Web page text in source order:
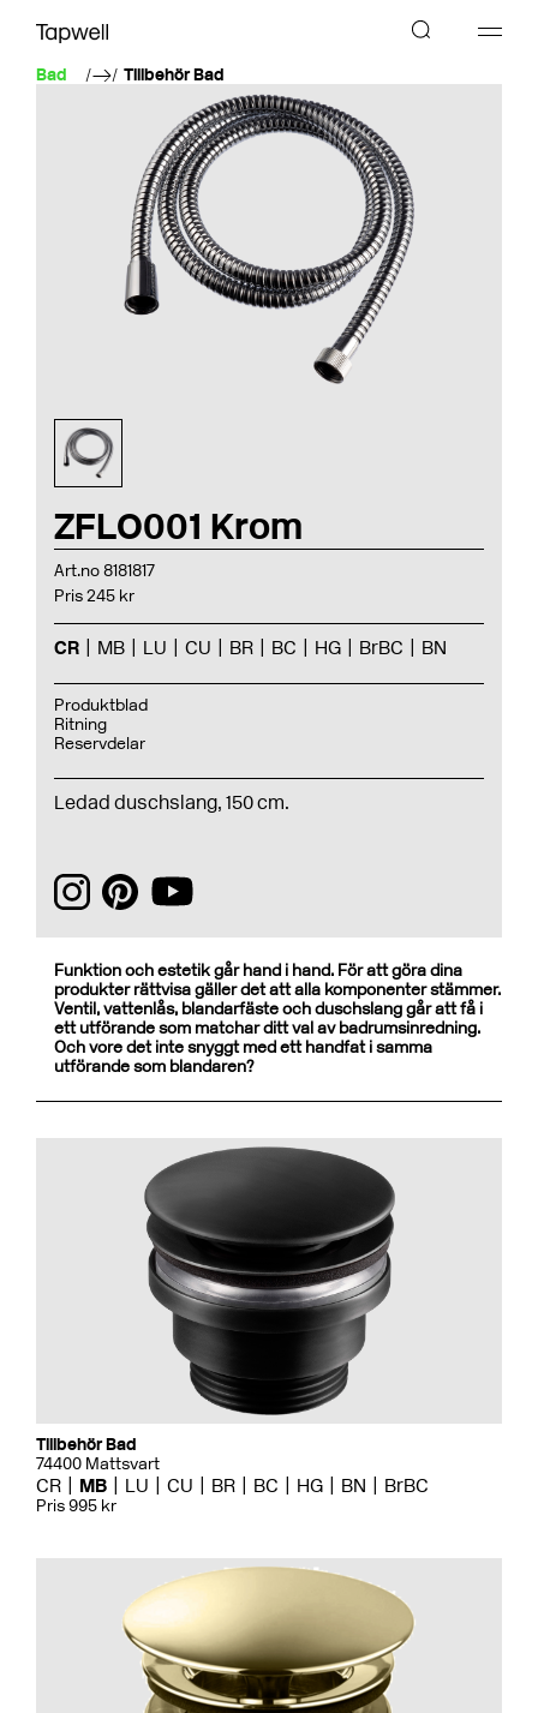
Bad Tillbehör Bad
ZFLO001 Krom
Art.no 8181817
Pris 245 kr
CR MB LU CU BR BC HG BrBC BN
Produktblad
Ritning
Reservdelar
Ledad duschslang, 150 cm.
Funktion och estetik går hand i hand. För att göra dina
produkter rättvisa gäller det att alla komponenter stämmer.
Ventil, vattenlås, blandarfäste och duschslang går att få i
ett utförande som matchar ditt val av badrumsinredning.
Och vore det inte snyggt med ett handfat i samma
utförande som blandaren?
Tillbehör Bad
74400 Mattsvart
CR MB LU CU BR BC HG BN BrBC
Pris 995 kr